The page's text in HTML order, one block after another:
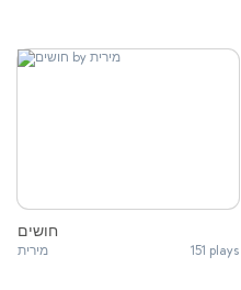
חושים
מירית 151 plays